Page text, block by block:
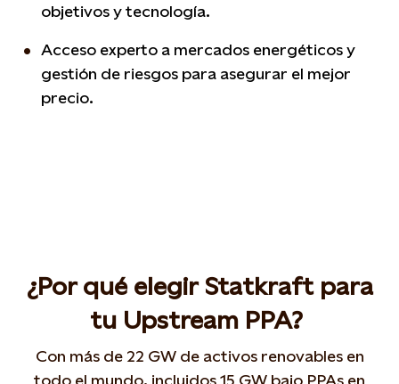
objetivos y tecnología.
Acceso experto a mercados energéticos y
gestión de riesgos para asegurar el mejor
precio.
¿Por qué elegir Statkraft para
tu Upstream PPA?
Con más de 22 GW de activos renovables en
todo el mundo, incluidos 15 GW bajo PPAs en